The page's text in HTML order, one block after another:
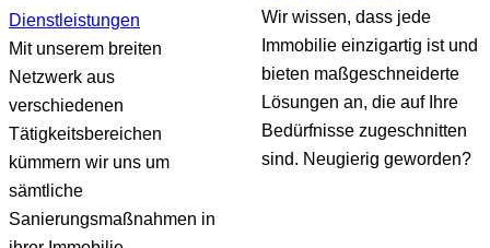
Dienstleistungen
Mit unserem breiten
Netzwerk aus
verschiedenen
Tätigkeitsbereichen
kümmern wir uns um
sämtliche
Sanierungsmaßnahmen in
Wir wissen, dass jede
Immobilie einzigartig ist und
bieten maßgeschneiderte
Lösungen an, die auf Ihre
Bedürfnisse zugeschnitten
sind. Neugierig geworden?